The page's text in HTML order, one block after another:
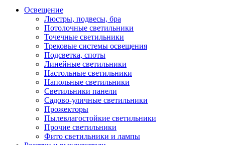
Освещение
Люстры, подвесы, бра
Потолочные светильники
Точечные светильники
Трековые системы освещения
Подсветка, споты
Линейные светильники
Настольные светильники
Напольные светильники
Светильники панели
Садово-уличные светильники
Прожекторы
Пылевлагостойкие светильники
Прочие светильники
Фито светильники и лампы